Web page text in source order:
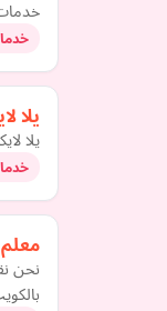
يلا
يلا
نحن